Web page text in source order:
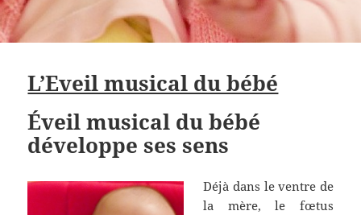
L’Eveil musical du bébé
Éveil musical du bébé
développe ses sens
Déjà dans le ventre de
la mère, le fœtus